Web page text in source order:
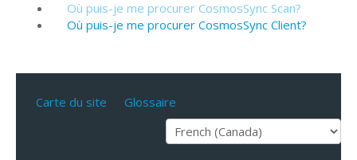
Où puis-je me procurer CosmosSync Scan?
Où puis-je me procurer CosmosSync Client?
Carte du site Glossaire